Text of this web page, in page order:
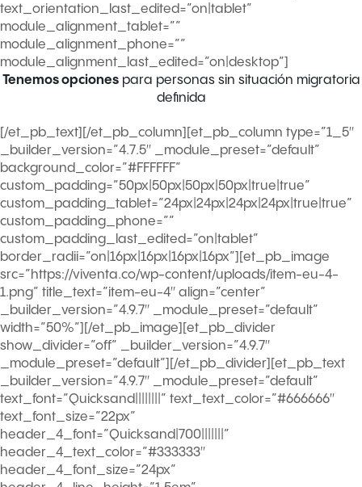
text_orientation_last_edited=”on|tablet”
module_alignment_tablet=””
module_alignment_phone=””
module_alignment_last_edited=”on|desktop”]
Tenemos opcionespara personas sin situación migratoria
definida
[/et_pb_text][/et_pb_column][et_pb_column type=”1_5″
_builder_version=”4.7.5″ _module_preset=”default”
background_color=”#FFFFFF”
custom_padding=”50px|50px|50px|50px|true|true”
custom_padding_tablet=”24px|24px|24px|24px|true|true”
custom_padding_phone=””
custom_padding_last_edited=”on|tablet”
border_radii=”on|16px|16px|16px|16px”][et_pb_image
src=”https://viventa.co/wp-content/uploads/item-eu-4-
1.png” title_text=”item-eu-4″ align=”center”
_builder_version=”4.9.7″ _module_preset=”default”
width=”50%”][/et_pb_image][et_pb_divider
show_divider=”off” _builder_version=”4.9.7″
_module_preset=”default”][/et_pb_divider][et_pb_text
_builder_version=”4.9.7″ _module_preset=”default”
text_font=”Quicksand||||||||” text_text_color=”#666666″
text_font_size=”22px”
header_4_font=”Quicksand|700|||||||”
header_4_text_color=”#333333″
header_4_font_size=”24px”